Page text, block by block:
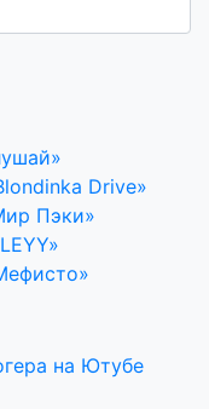
Drive»
Пэки»
на Ютубе